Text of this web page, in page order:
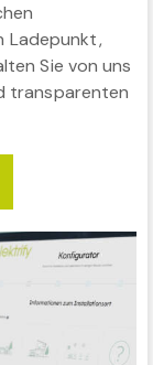
Ladepunkt,
Sie von uns
transparenten